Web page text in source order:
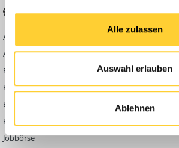
Alle zulassen
Auswahl erlauben
Ablehnen
BELIEBTE FOREN
Abbruch
Ausbildung & Beruf
Bau Allgemein
Baumaschinen
Berg- & Tagebau
Hoch- & Tiefbau
Jobbörse
KONTAKT
Werben auf
Bauforum24
Kontakt
Impressum